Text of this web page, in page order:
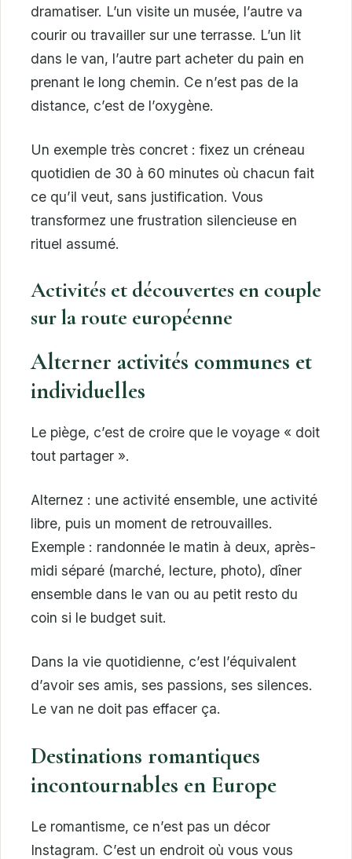
dramatiser. L’un visite un musée, l’autre va
courir ou travailler sur une terrasse. L’un lit
dans le van, l’autre part acheter du pain en
prenant le long chemin. Ce n’est pas de la
distance, c’est de l’oxygène.
Un exemple très concret : fixez un créneau
quotidien de 30 à 60 minutes où chacun fait
ce qu’il veut, sans justification. Vous
transformez une frustration silencieuse en
rituel assumé.
Activités et découvertes en couple
sur la route européenne
Alterner activités communes et
individuelles
Le piège, c’est de croire que le voyage « doit
tout partager ».
Alternez : une activité ensemble, une activité
libre, puis un moment de retrouvailles.
Exemple : randonnée le matin à deux, après-
midi séparé (marché, lecture, photo), dîner
ensemble dans le van ou au petit resto du
coin si le budget suit.
Dans la vie quotidienne, c’est l’équivalent
d’avoir ses amis, ses passions, ses silences.
Le van ne doit pas effacer ça.
Destinations romantiques
incontournables en Europe
Le romantisme, ce n’est pas un décor
Instagram. C’est un endroit où vous vous